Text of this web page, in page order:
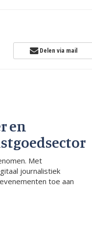
Delen via mail
en
Met
journalistiek
toe aan